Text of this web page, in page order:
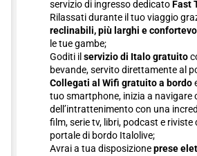
servizio di ingresso dedicatoFast
Rilassati durante il tuo viaggio
reclinabili, più larghi e
le tue gambe;
Goditi il servizio di Italo gratuito
bevande, servito direttamente al
Collegati al Wifi gratuito a bordo
tuo smartphone, inizia a navigare
dell’intrattenimento con una
film, serie tv, libri, podcast e riviste
portale di bordo Italolive;
Avrai a tua disposizioneprese